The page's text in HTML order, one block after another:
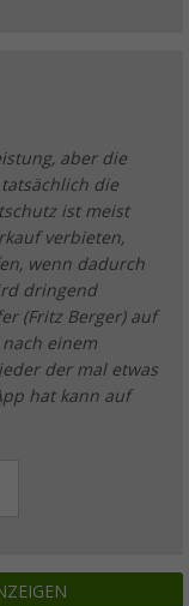
aber die
die
ist meist
verbieten,
wenn dadurch
dringend
(Fritz Berger) auf
einem
der mal etwas
hat kann auf